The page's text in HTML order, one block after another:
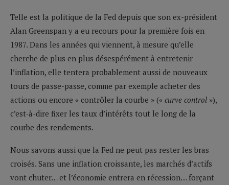
Telle est la politique de la Fed depuis que son ex-président
Alan Greenspan y a eu recours pour la première fois en
1987. Dans les années qui viennent, à mesure qu’elle
cherche de plus en plus désespérément à entretenir
l’inflation, elle tentera probablement aussi de nouveaux
tours de passe-passe, comme par exemple acheter des
actions ou encore « contrôler la courbe » (« curve control »),
c’est-à-dire fixer les taux d’intérêts tout le long de la
courbe des rendements.
Nous savons aussi que la Fed ne peut pas rester les bras
croisés. Sans une inflation croissante, les marchés d’actifs
vont chuter… et l’économie entrera en récession… forçant